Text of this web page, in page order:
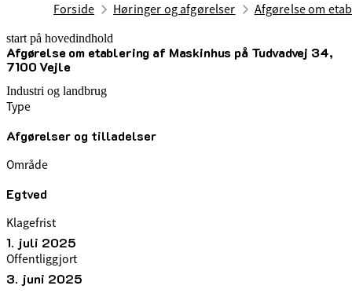
Forside Høringer og afgørelser Afgørelse om
start på hovedindhold
Afgørelse om etablering af Maskinhus på Tudvadvej 34,
7100 Vejle
senest opdateret 3. juni 2025
Industri og landbrug
Type
Afgørelser og tilladelser
Område
Egtved
Klagefrist
1. juli 2025
Offentliggjort
3. juni 2025